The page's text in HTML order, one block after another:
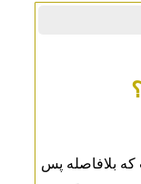
بلافاصله پس